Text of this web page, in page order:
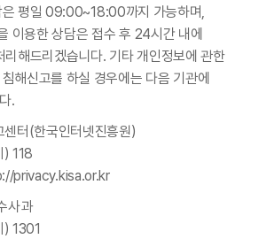
은 평일 09:00~18:00까지 가능하며,
이용한 상담은 접수 후 24시간 내에
리해드리겠습니다. 기타 개인정보에 관한
해신고를 하실 경우에는 다음 기관에
.
센터(한국인터넷진흥원)
) 118
privacy.kisa.or.kr
사과
) 1301